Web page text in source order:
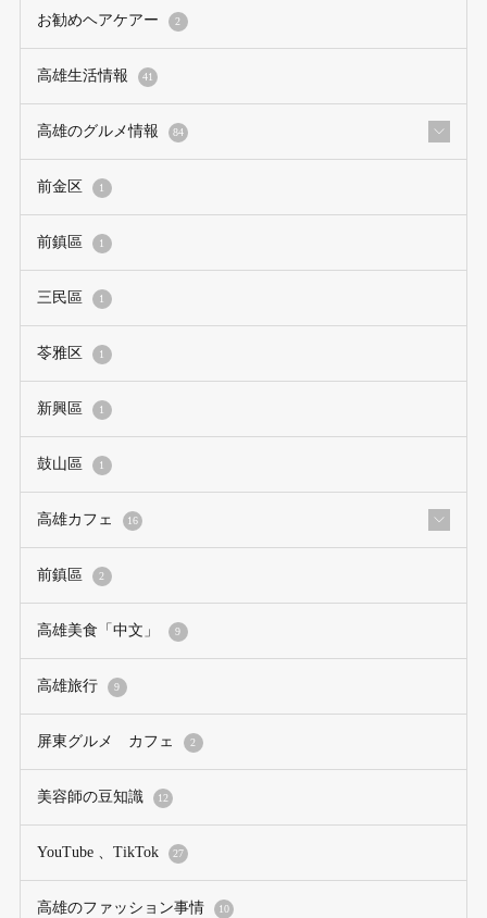
お勧めヘアケアー 2
高雄生活情報 41
高雄のグルメ情報 84
前金区 1
前鎮區 1
三民區 1
苓雅区 1
新興區 1
鼓山區 1
高雄カフェ 16
前鎮區 2
高雄美食「中文」 9
高雄旅行 9
屏東グルメ カフェ 2
美容師の豆知識 12
YouTube 、TikTok 27
高雄のファッション事情 10